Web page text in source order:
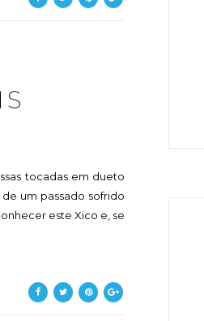
tocadas em dueto
um passado sofrido
este Xico e, se